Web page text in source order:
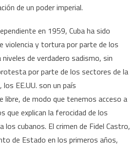
de un poder imperial.
en 1959, Cuba ha sido
violencia y tortura por parte de los
niveles de verdadero sadismo, sin
por parte de los sectores de la
EE.UU. son un país
libre, de modo que tenemos acceso a
que explican la ferocidad de los
cubanos. El crimen de Fidel Castro,
de Estado en los primeros años,